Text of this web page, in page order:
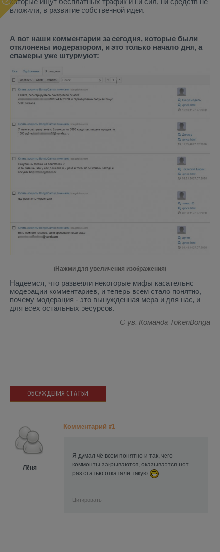
которые ищут бесплатных трафик и ни сил, ни средств не
вложили, в развитие собственной идеи.
А вот наши комментарии за сегодня, которые были
отклонены модератором, и это только начало дня, а
спамеры уже штурмуют:
(Нажми для увеличения изображения)
Надеемся, что развеяли некоторые мифы касательно
модерации комментариев, и теперь всем стало понятно,
почему модерация - это вынужденная мера и для нас, и
для всех остальных ресурсов.
С ув. Команда TokenBonga
ОБСУЖДЕНИЯ СТАТЬИ
Лёня
Комментарий #1
Я думал чё всем понятно и так, чего
комменты закрываются, оказывается нет
раз статью откатали такую
Цитировать